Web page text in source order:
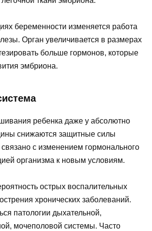
беременности изменяется работа
Орган увеличивается в размерах
больше гормонов, которые
эмбриона.
ребенка даже у абсолютно
снижаются защитные силы
с изменением гормонального
организма к новым условиям.
острых воспалительных
хронических заболеваний.
патологии дыхательной,
мочеполовой системы. Часто